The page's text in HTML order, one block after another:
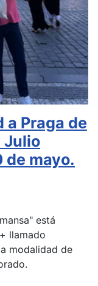
a Praga de
Julio
de mayo.
está
llamado
modalidad de